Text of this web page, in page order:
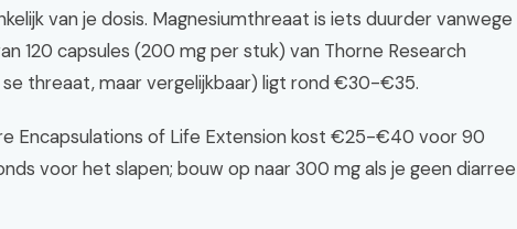
van je dosis. Magnesiumthreaat is iets duurder vanwege
120 capsules (200 mg per stuk) van Thorne Research
threaat, maar vergelijkbaar) ligt rond €30-€35.
Encapsulations of Life Extension kost €25-€40 voor 90
voor het slapen; bouw op naar 300 mg als je geen diarree